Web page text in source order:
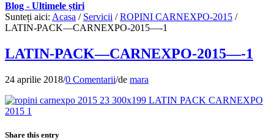
Blog - Ultimele știri
Sunteți aici: Acasa / Servicii / ROPINI CARNEXPO-2015 /
LATIN-PACK—CARNEXPO-2015—-1
LATIN-PACK—CARNEXPO-2015—-1
24 aprilie 2018/0 Comentarii/de mara
Share this entry